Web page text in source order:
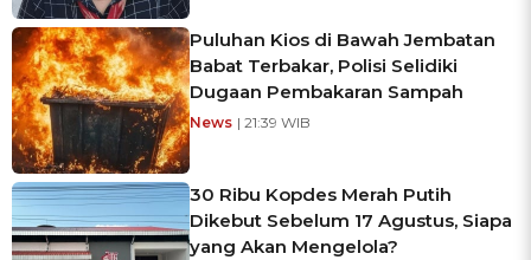
Puluhan Kios di Bawah Jembatan
Babat Terbakar, Polisi Selidiki
Dugaan Pembakaran Sampah
News | 21:39 WIB
30 Ribu Kopdes Merah Putih
Dikebut Sebelum 17 Agustus, Siapa
yang Akan Mengelola?